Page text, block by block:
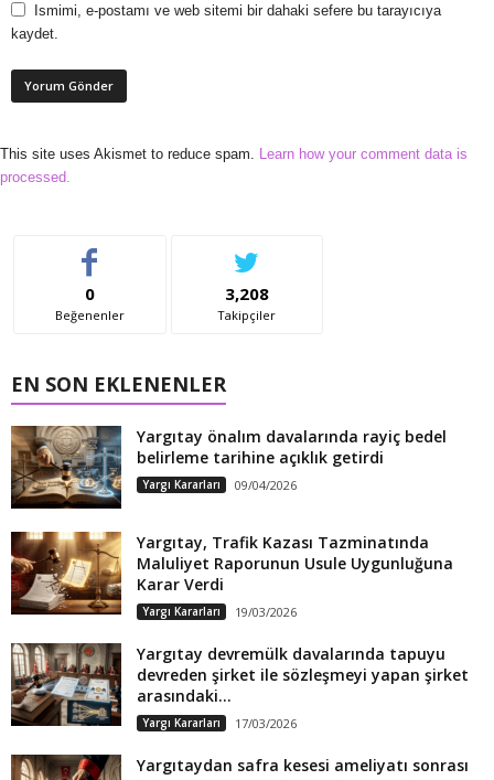
Ismimi, e-postamı ve web sitemi bir dahaki sefere bu tarayıcıya
kaydet.
This site uses Akismet to reduce spam. Learn how your comment data is
processed.
0
Beğenenler
3,208
Takipçiler
EN SON EKLENENLER
Yargıtay önalım davalarında rayiç bedel
belirleme tarihine açıklık getirdi
Yargı Kararları 09/04/2026
Yargıtay, Trafik Kazası Tazminatında
Maluliyet Raporunun Usule Uygunluğuna
Karar Verdi
Yargı Kararları 19/03/2026
Yargıtay devremülk davalarında tapuyu
devreden şirket ile sözleşmeyi yapan şirket
arasındaki...
Yargı Kararları 17/03/2026
Yargıtaydan safra kesesi ameliyatı sonrası